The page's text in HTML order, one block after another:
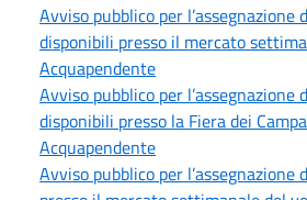
Avviso pubblico per l’assegnazione
disponibili presso il mercato
Acquapendente
Avviso pubblico per l’assegnazione
disponibili presso la Fiera dei
Acquapendente
Avviso pubblico per l’assegnazione